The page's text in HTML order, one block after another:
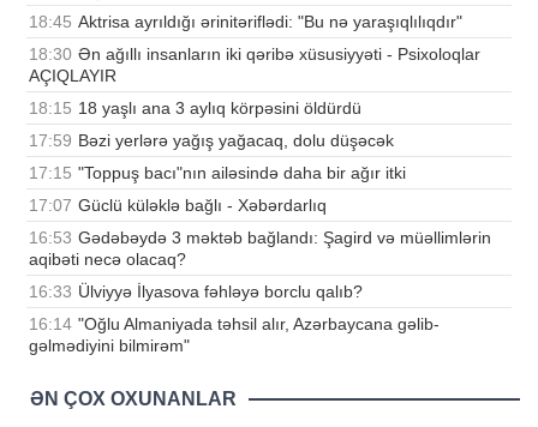
18:45 Aktrisa ayrıldığı ərinitəriflədi: "Bu nə yaraşıqlılıqdır"
18:30 Ən ağıllı insanların iki qəribə xüsusiyyəti - Psixoloqlar
AÇIQLAYIR
18:15 18 yaşlı ana 3 aylıq körpəsini öldürdü
17:59 Bəzi yerlərə yağış yağacaq, dolu düşəcək
17:15 "Toppuş bacı"nın ailəsində daha bir ağır itki
17:07 Güclü küləklə bağlı - Xəbərdarlıq
16:53 Gədəbəydə 3 məktəb bağlandı: Şagird və müəllimlərin
aqibəti necə olacaq?
16:33 Ülviyyə İlyasova fəhləyə borclu qalıb?
16:14 "Oğlu Almaniyada təhsil alır, Azərbaycana gəlib-
gəlmədiyini bilmirəm"
ƏN ÇOX OXUNANLAR